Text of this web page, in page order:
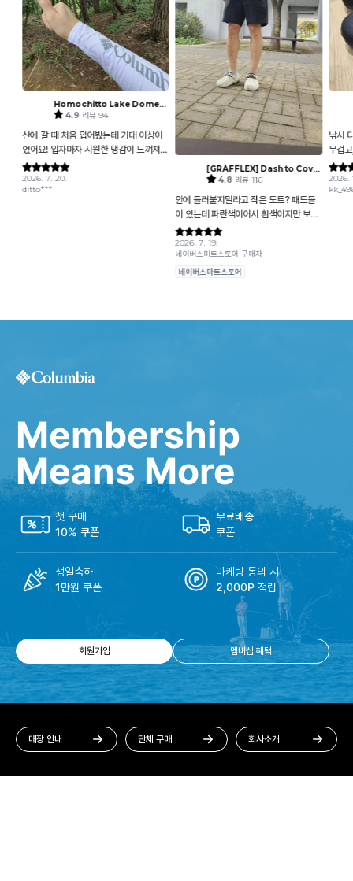
Membership
Means More
첫 구매
10% 쿠폰
무료배송
쿠폰
생일축하
1만원 쿠폰
마케팅 동의 시
2,000P 적립
회원가입 멤버십 혜택
매장 안내 단체 구매 회사소개